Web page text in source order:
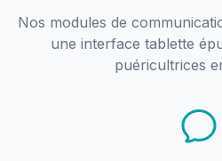
Nos modules de
une interface tablette
puéricultrices